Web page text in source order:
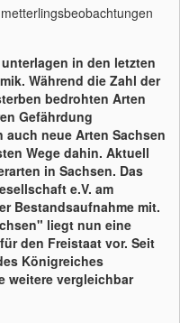
in den letzten
Während die Zahl der
bedrohten Arten
Gefährdung
auch neue Arten Sachsen
Wege dahin. Aktuell
in Sachsen. Das
e.V. am
Bestandsaufnahme mit.
liegt nun eine
den Freistaat vor. Seit
Königreiches
weitere vergleichbar